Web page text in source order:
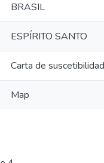
BRASIL
ESPÍRITO SANTO
Carta de
Map